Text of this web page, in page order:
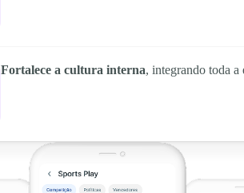
Fortalece a cultura interna, integrando toda